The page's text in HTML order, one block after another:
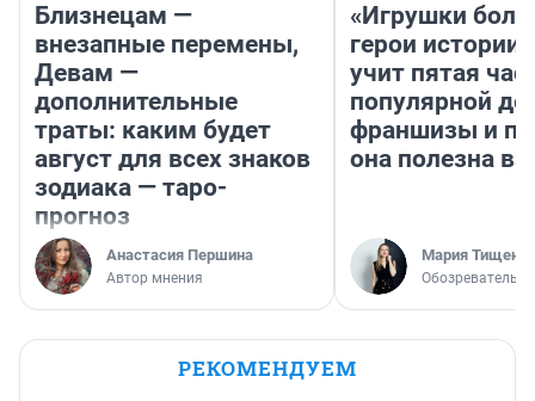
Близнецам —
внезапные перемены,
Девам —
дополнительные
траты: каким будет
август для всех знаков
зодиака — таро-
прогноз
Анастасия Першина
Автор мнения
«Игрушки
герои
учит пятая
популярной
франшизы и
она полезна
Мария Тищенко
Обозреватель
РЕКОМЕНДУЕМ